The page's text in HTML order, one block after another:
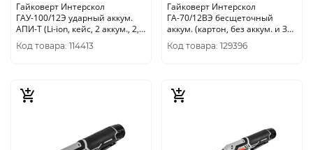
Гайковерт Интерскол
ГАУ-100/12Э ударный аккум.
АПИ-Т (Li-ion, кейс, 2 аккум., 2, 0
Ач) 807.2.2.70
Код товара: 114413
Гайковерт Интерскол
ГА-70/12ВЭ бесщеточный
аккум. (картон, без аккум. и ЗУ)
855.0.0.70
Код товара: 129396